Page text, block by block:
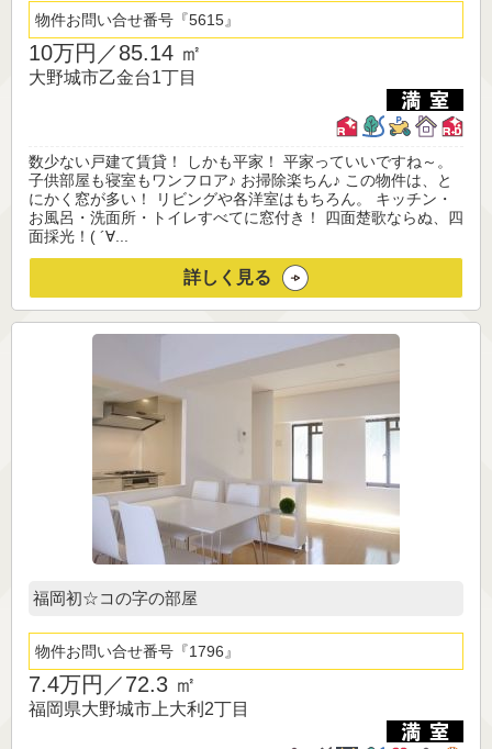
物件お問い合せ番号 5615
10万円／85.14 ㎡
大野城市乙金台1丁目
数少ない戸建て賃貸！ しかも平家！ 平家っていいですね～。
子供部屋も寝室もワンフロア♪ お掃除楽ちん♪ この物件は、と
にかく窓が多い！ リビングや各洋室はもちろん。 キッチン・
お風呂・洗面所・トイレすべてに窓付き！ 四面楚歌ならぬ、四
面採光！( ´∀...
詳しく見る
福岡初☆コの字の部屋
物件お問い合せ番号 1796
7.4万円／72.3 ㎡
福岡県大野城市上大利2丁目